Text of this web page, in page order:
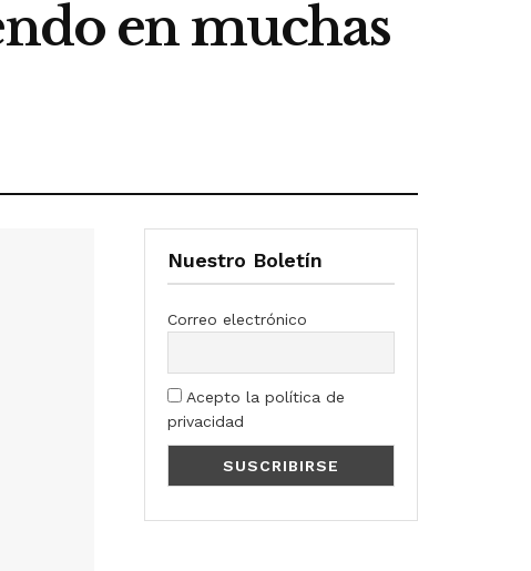
en muchas
Nuestro Boletín
Correo electrónico
Acepto la política de
privacidad